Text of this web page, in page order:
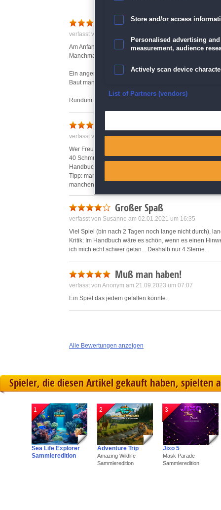
verfasst von O. am 27.11.2020 um 16:26
Am Anfang etwas "öde", ändert sich aber Level um Level.
Manchmal hilft es das Level neu zu starten, wenn
Ein angenehmer Fehler bei der Schmuckwerkstatt:
Baut man sie auf Level 4 aus, erhält man 40!
Rundum aber Spielenswert.
verfasst von Anonym am 23.02.2021 um 19:11
Wer Freude am Handeln und tauschen hat ist hier
40 Schmuckstücke, statt 4 zu produzieren... auch wenn
Handbuch so nicht vorgesehen ist um auf 3Sterne zu
Tipp: man kann alle Zusatzupgrades im
manchen Leveln.
Gute Spiellänge!
Großer Spaß
verfasst von Susanne am 02.01.2021 um 16:35
Viel Spiel (bin nach 2 Tagen noch lange nicht durch),
Kritik: Im Handbuch wäre es schön, wenn es einen
ich mich echt schwer getan... Deshalb nur 4 Sterne.
Muß man haben!
verfasst von Anonym am 21.09.2023 um 07:07
Ein Spiel das jedem gefallen könnte.
Alle Bewertungen anzeigen
Spieler, die diesen Artikel gekauft haben, spielten
1
Sea Life Explorer
Sammleredition
2
Adventure Trip:
Amazing Wildlife
Sammleredition
3
Jixo 5:
Mask Parade
Sammleredition
Store and/or access
Personalised advertising
measurement, audience
Actively scan device
Ensure security, prevent
Save and communicate
List of Partners (vendors)